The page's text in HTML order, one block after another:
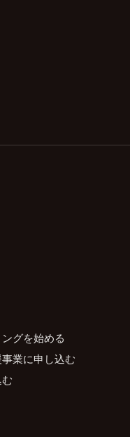
グを始める
業に申し込む